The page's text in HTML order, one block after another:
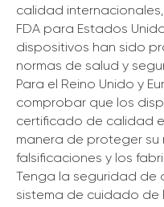
calidad
FDA para Estados
dispositivos han sido
normas de salud y
Para el Reino Unido y
comprobar que los
certificado de calidad
manera de proteger su
falsificaciones y los
Tenga la seguridad de
sistema de cuidado de